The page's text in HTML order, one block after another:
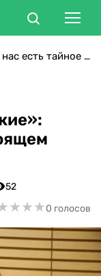
«У нас есть тайное оружие»: Уразбахтин — о предстоящем матче за Суперкубок
52
★★★
★★★0 голосов